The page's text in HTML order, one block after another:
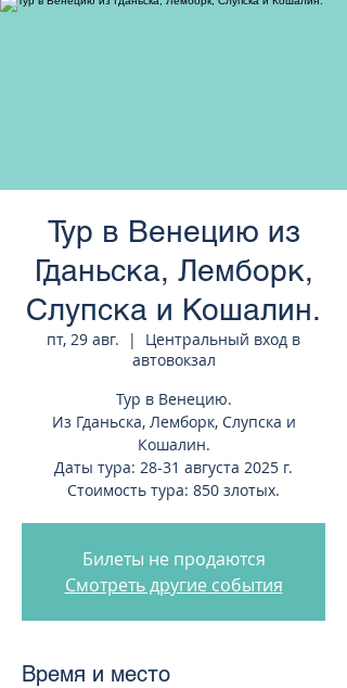
Тур в Венецию из
Гданьска, Лемборк,
Слупска и Кошалин.
пт, 29 авг.
  |
Центральный вход в
автовокзал
Тур в Венецию.
Из Гданьска, Лемборк, Слупска и
Кошалин.
Даты тура: 28-31 августа 2025 г.
Стоимость тура: 850 злотых.
Билеты не продаются
Смотреть другие события
Время и место